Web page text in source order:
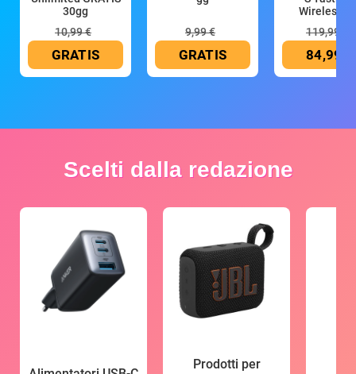
30gg
10,99 €
GRATIS
9,99 €
GRATIS
Wireless
119,99 €
84,99 €
Scelti dalla redazione
Prodotti per